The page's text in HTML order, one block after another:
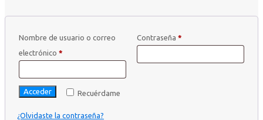
Nombre de usuario o correo
electrónico *
Contraseña *
Recuérdame
Acceder
¿Olvidaste la contraseña?